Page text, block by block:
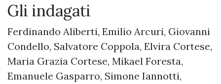
Gli indagati
Ferdinando Aliberti, Emilio Arcuri, Giovanni
Condello, Salvatore Coppola, Elvira Cortese,
Maria Grazia Cortese, Mikael Foresta,
Emanuele Gasparro, Simone Iannotti,